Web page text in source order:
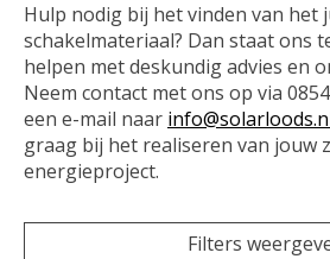
Hulp nodig bij het vinden van het
schakelmateriaal? Dan staat ons
helpen met deskundig advies en
Neem contact met ons op via
een e-mail naar
graag bij het realiseren van jouw
energieproject.
Filters